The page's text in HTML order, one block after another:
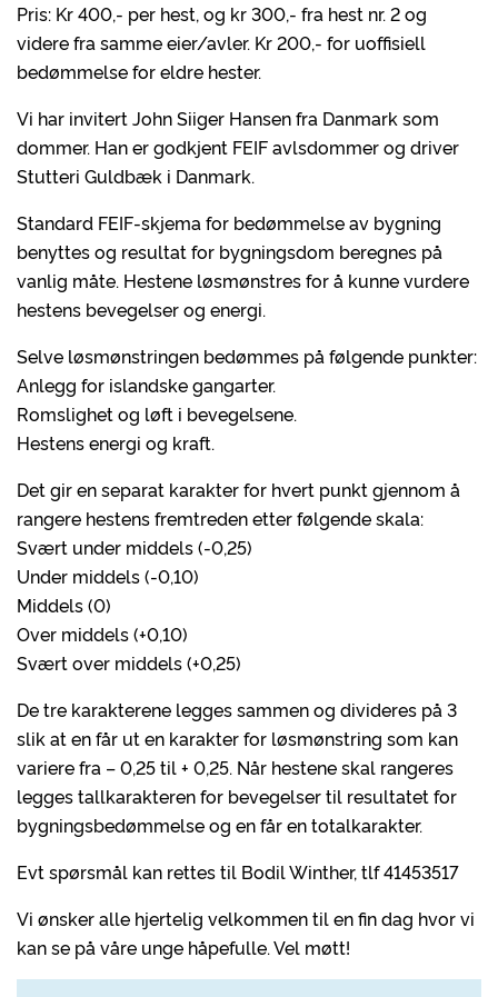
Pris: Kr 400,- per hest, og kr 300,- fra hest nr. 2 og
videre fra samme eier/avler. Kr 200,- for uoffisiell
bedømmelse for eldre hester.
Vi har invitert John Siiger Hansen fra Danmark som
dommer. Han er godkjent FEIF avlsdommer og driver
Stutteri Guldbæk i Danmark.
Standard FEIF-skjema for bedømmelse av bygning
benyttes og resultat for bygningsdom beregnes på
vanlig måte. Hestene løsmønstres for å kunne vurdere
hestens bevegelser og energi.
Selve løsmønstringen bedømmes på følgende punkter:
Anlegg for islandske gangarter.
Romslighet og løft i bevegelsene.
Hestens energi og kraft.
Det gir en separat karakter for hvert punkt gjennom å
rangere hestens fremtreden etter følgende skala:
Svært under middels (-0,25)
Under middels (-0,10)
Middels (0)
Over middels (+0,10)
Svært over middels (+0,25)
De tre karakterene legges sammen og divideres på 3
slik at en får ut en karakter for løsmønstring som kan
variere fra – 0,25 til + 0,25. Når hestene skal rangeres
legges tallkarakteren for bevegelser til resultatet for
bygningsbedømmelse og en får en totalkarakter.
Evt spørsmål kan rettes til Bodil Winther, tlf 41453517
Vi ønsker alle hjertelig velkommen til en fin dag hvor vi
kan se på våre unge håpefulle. Vel møtt!